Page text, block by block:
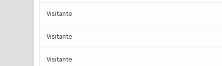
Visitante
Visitante
Visitante